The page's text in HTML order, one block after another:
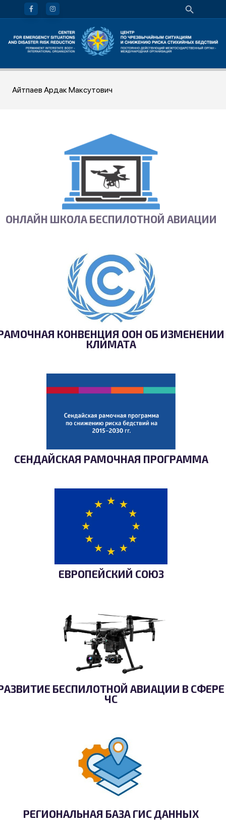
Айтпаев Ардак Максутович
ОНЛАЙН ШКОЛА БЕСПИЛОТНОЙ АВИАЦИИ
КОНВЕНЦИЯ ООН ОБ ИЗМЕНЕНИИ
КЛИМАТА
СЕНДАЙСКАЯ РАМОЧНАЯ ПРОГРАММА
ЕВРОПЕЙСКИЙ СОЮЗ
БЕСПИЛОТНОЙ АВИАЦИИ В СФЕРЕ
ЧС
РЕГИОНАЛЬНАЯ БАЗА ГИС ДАННЫХ